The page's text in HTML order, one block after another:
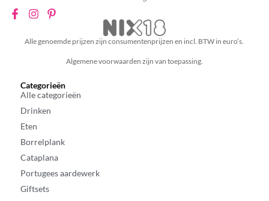
Alle genoemde prijzen zijn consumentenprijzen en incl. BTW in euro’s.
Algemene voorwaarden zijn van toepassing.
Categorieën
Alle categorieën
Drinken
Eten
Borrelplank
Cataplana
Portugees aardewerk
Giftsets